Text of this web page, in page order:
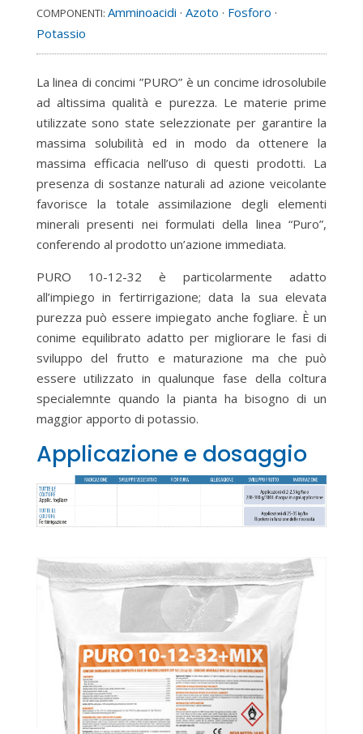
COMPONENTI: Amminoacidi · Azoto · Fosforo ·
Potassio
La linea di concimi ”PURO” è un concime idrosolubile
ad altissima qualità e purezza. Le materie prime
utilizzate sono state selezzionate per garantire la
massima solubilità ed in modo da ottenere la
massima efficacia nell’uso di questi prodotti. La
presenza di sostanze naturali ad azione veicolante
favorisce la totale assimilazione degli elementi
minerali presenti nei formulati della linea “Puro”,
conferendo al prodotto un’azione immediata.
PURO 10-12-32 è particolarmente adatto
all’impiego in fertirrigazione; data la sua elevata
purezza può essere impiegato anche fogliare. È un
conime equilibrato adatto per migliorare le fasi di
sviluppo del frutto e maturazione ma che può
essere utilizzato in qualunque fase della coltura
specialemnte quando la pianta ha bisogno di un
maggior apporto di potassio.
Applicazione e dosaggio